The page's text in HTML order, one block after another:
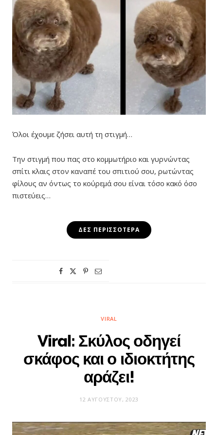
Όλοι έχουμε ζήσει αυτή τη στιγμή…
Την στιγμή που πας στο κομμωτήριο και γυρνώντας
σπίτι κλαις στον καναπέ του σπιτιού σου, ρωτώντας
φίλους αν όντως το κούρεμά σου είναι τόσο κακό όσο
πιστεύεις…
ΔΕΣ ΠΕΡΙΣΣΌΤΕΡΑ
VIRAL
Viral: Σκύλος οδηγεί
σκάφος και ο ιδιοκτήτης
αράζει!
12 ΑΥΓΟΎΣΤΟΥ, 2023